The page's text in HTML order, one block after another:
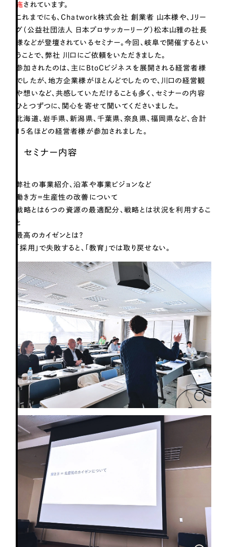
マーケティングDX支援
Webサイト制作
コーポレートサイト制作
採用サイト制作
ブランドサイト制作
SEO対策によるアクセス獲得、反響獲得などの"Webマーケティング"から、
ライン領域のマーケティングまでまるっと代行
採用DX支援
リープ・リクルーティング／ 採用業務代行
求人票作成・面接など各種業務代行、採用の仕組み作り支援
リープ・キャリア ／人材紹介サービス
完全成功報酬型のスカウト型ハイクラス人材紹介（岐阜・愛知）
カイゼンDX支援
Pace ／クラウド型工数管理ツール
日報ツールで案件ごとの営業利益をリアルタイムに可視化
制作実績
Works
制作実績
全国1,400社以上の支援実績の中から
一部をご紹介します
ブランドサイト・サービスサイト
求人・採用サイト （61件）
ECサイト（オンラインショップ） （43件）
ポータルサイト・メディアサイト
LP（ランディングページ） （28件）
キャンペーン・プロモーションサイト （12件）
ブランディング（ロゴ・印刷物） （90件）
その他 （1件）
オプションサービス
Outsourcing
リープ・リクルーティング
「採用強化」を目的とした採用業務代行
その他のサービス
プライバシーポリシー 情報セキュリティ方針
AI倫理ポリシー クッキーポリシー サイトマップ
ウェブアクセシビリティ方針
施されています。
これまでにも、Chatwork株式会社 創業者 山本様や、Jリー
グ（公益社団法人 日本プロサッカーリーグ）松本山雅の社長
様などが登壇されているセミナー。今回、岐阜で開催するとい
うことで、弊社 川口にご依頼をいただきました。
参加されたのは、主にBtoCビジネスを展開される経営者様
でしたが、地方企業様がほとんどでしたので、川口の経営観
や想いなど、共感していただけることも多く、セミナーの内容
ひとつずつに、関心を寄せて聞いてくださいました。
北海道、岩手県、新潟県、千葉県、奈良県、福岡県など、合計
15名ほどの経営者様が参加されました。
セミナー内容
弊社の事業紹介、沿革や事業ビジョンなど
働き方＝生産性の改善について
戦略とは６つの資源の最適配分、戦略とは状況を利用するこ
と
最高のカイゼンとは？
「採用」で失敗すると、「教育」では取り戻せない。